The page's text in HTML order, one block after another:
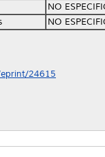
NO
NO
24615